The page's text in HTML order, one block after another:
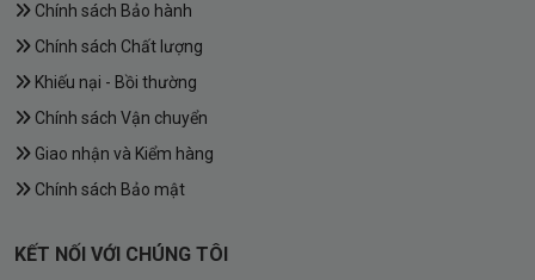
Chính sách Bảo hành
Chính sách Chất lượng
Khiếu nại - Bồi thường
Chính sách Vận chuyển
Giao nhận và Kiểm hàng
Chính sách Bảo mật
KẾT NỐI VỚI CHÚNG TÔI